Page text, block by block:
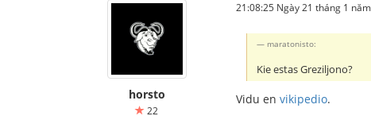
horsto
22
21:08:25 Ngày 21 tháng 1
maratonisto:
Kie estas Greziljono?
Vidu en vikipedio.